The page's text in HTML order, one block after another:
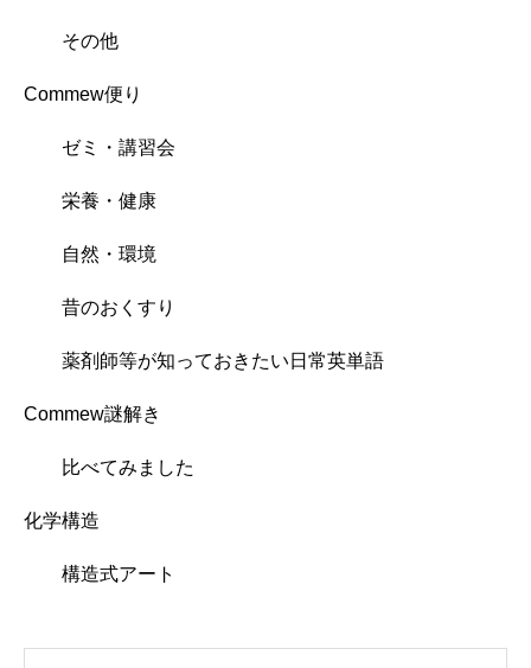
その他
Commew便り
ゼミ・講習会
栄養・健康
自然・環境
昔のおくすり
薬剤師等が知っておきたい日常英単語
Commew謎解き
比べてみました
化学構造
構造式アート